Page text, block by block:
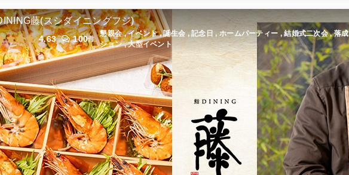
小分け創作イタリアンプラン
「finale」
オードブル
4,500円/人
全てのプランを見る（5件）
藤(スシダイニングフジ)
4.63 100件
懇親会 , イベント , 誕生会 , 記念日 , ホームパーティー , 結婚式二次会 , 落
ション , 大型イベント